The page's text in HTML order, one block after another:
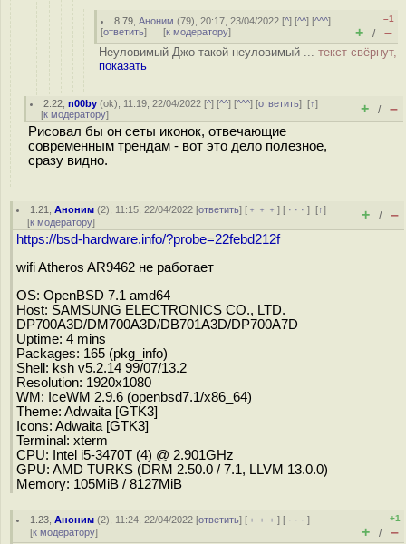
8.79 ,Аноним (79), 20:17, 23/04/2022 [^] [^^] [^^^]
[ответить] [к модератору]
–1
+ / –
Неуловимый Джо такой неуловимый ... текст свёрнут,
показать
2.22 ,n00by (ok), 11:19, 22/04/2022 [^] [^^] [^^^] [ответить][↑]
[к модератору] + / –
Рисовал бы он сеты иконок, отвечающие
современным трендам - вот это дело полезное,
сразу видно.
1.21 ,Аноним (2), 11:15, 22/04/2022 [ответить] [ ﹢﹢﹢] [ · · ·][↑]
[к модератору] + / –
https://bsd-hardware.info/?probe=22febd212f
wifi Atheros AR9462 не работает
OS: OpenBSD 7.1 amd64
Host: SAMSUNG ELECTRONICS CO., LTD.
DP700A3D/DM700A3D/DB701A3D/DP700A7D
Uptime: 4 mins
Packages: 165 (pkg_info)
Shell: ksh v5.2.14 99/07/13.2
Resolution: 1920x1080
WM: IceWM 2.9.6 (openbsd7.1/x86_64)
Theme: Adwaita [GTK3]
Icons: Adwaita [GTK3]
Terminal: xterm
CPU: Intel i5-3470T (4) @ 2.901GHz
GPU: AMD TURKS (DRM 2.50.0 / 7.1, LLVM 13.0.0)
Memory: 105MiB / 8127MiB
1.23 ,Аноним (2), 11:24, 22/04/2022 [ответить] [ ﹢﹢﹢] [ · · ·]
[к модератору]
+1
+ / –